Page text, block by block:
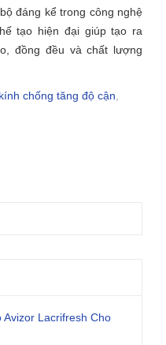
đáng kể trong công nghệ
tạo hiện đại giúp tạo ra
đồng đều và chất lượng
chống tăng độ cận
Lacrifresh Cho